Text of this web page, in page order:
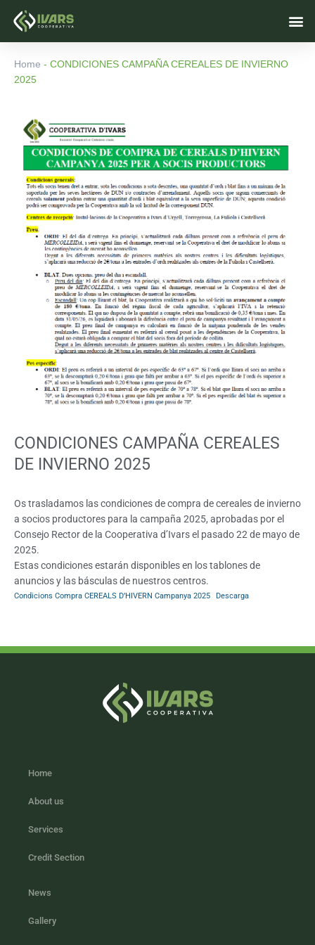
Home - CONDICIONES CAMPAÑA CEREALES DE INVIERNO
2025
CONDICIONES CAMPAÑA CEREALES
DE INVIERNO 2025
Os trasladamos las condiciones de compra de cereales de invierno
a socios productores para la campaña 2025, aprobadas por el
Consejo Rector de la Cooperativa d’Ivars el pasado 22 de mayo de
2025.
Estas condiciones estarán disponibles en los tablones de
anuncios y las básculas de nuestros centros.
Condicions Compra CEREALS D’HIVERN Campanya 2025 Descarga
Home
About us
Services
Credit Section
News
Gallery